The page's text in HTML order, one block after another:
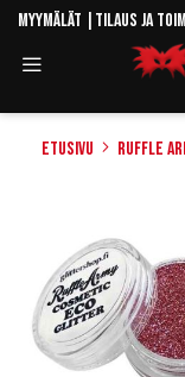
Myymälät Tilaus ja
Etusivu Ruffle
end
the
images